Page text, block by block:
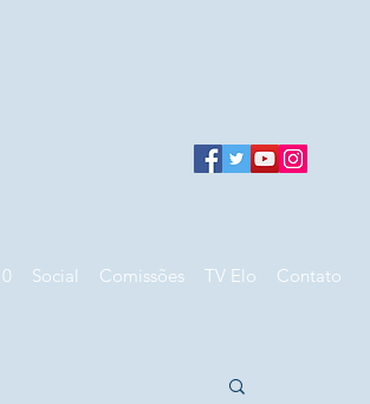
Social Comissões TV Elo Contato